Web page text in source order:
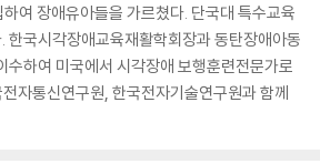
여 장애유아들을 가르쳤다. 단국대 특수교육
국시각장애교육재활학회장과 동탄장애아동
하여 미국에서 시각장애 보행훈련전문가로
자통신연구원, 한국전자기술연구원과 함께